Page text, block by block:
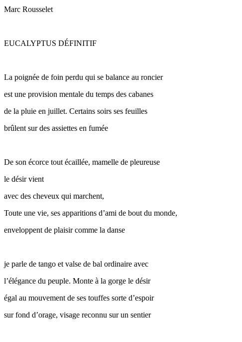
Marc Rousselet
EUCALYPTUS DÉFINITIF
La poignée de foin perdu qui se balance au roncier
est une provision mentale du temps des cabanes
de la pluie en juillet. Certains soirs ses feuilles
brûlent sur des assiettes en fumée
De son écorce tout écaillée, mamelle de pleureuse
le désir vient
avec des cheveux qui marchent,
Toute une vie, ses apparitions d’ami de bout du monde,
enveloppent de plaisir comme la danse
je parle de tango et valse de bal ordinaire avec
l’élégance du peuple. Monte à la gorge le désir
égal au mouvement de ses touffes sorte d’espoir
sur fond d’orage, visage reconnu sur un sentier